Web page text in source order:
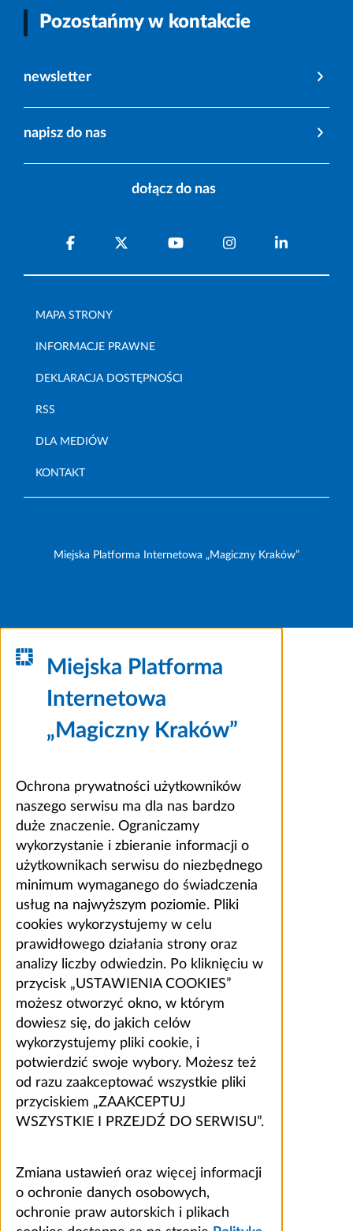
Pozostańmy w kontakcie
newsletter
napisz do nas
dołącz do nas
MAPA STRONY
INFORMACJE PRAWNE
DEKLARACJA DOSTĘPNOŚCI
RSS
DLA MEDIÓW
KONTAKT
Miejska Platforma Internetowa „Magiczny Kraków”
Miejska Platforma
Internetowa
„Magiczny Kraków”
Ochrona prywatności użytkowników
naszego serwisu ma dla nas bardzo
duże znaczenie. Ograniczamy
wykorzystanie i zbieranie informacji o
użytkownikach serwisu do niezbędnego
minimum wymaganego do świadczenia
usług na najwyższym poziomie. Pliki
cookies wykorzystujemy w celu
prawidłowego działania strony oraz
analizy liczby odwiedzin. Po kliknięciu w
przycisk „USTAWIENIA COOKIES”
możesz otworzyć okno, w którym
dowiesz się, do jakich celów
wykorzystujemy pliki cookie, i
potwierdzić swoje wybory. Możesz też
od razu zaakceptować wszystkie pliki
przyciskiem „ZAAKCEPTUJ
WSZYSTKIE I PRZEJDŹ DO SERWISU”.
Zmiana ustawień oraz więcej informacji
o ochronie danych osobowych,
ochronie praw autorskich i plikach